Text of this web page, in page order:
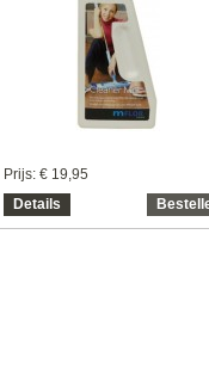
Prijs: € 19,95
Details